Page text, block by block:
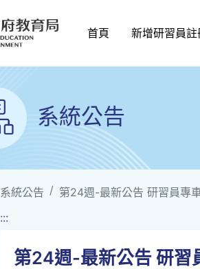
首頁 新增研習員註
系統公告
系統公告
第24週-最新公告 研習員專
:::
第24週-最新公告 研習